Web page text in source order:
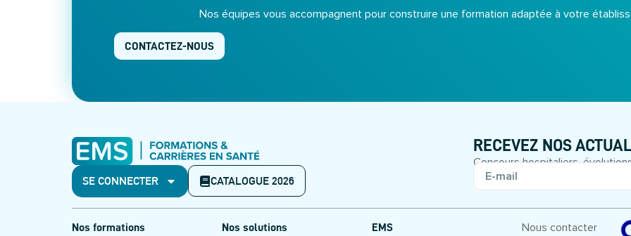
Nos équipes vous accompagnent pour construire une formation adaptée à votre
CONTACTEZ-NOUS
SE CONNECTER CATALOGUE 2026
RECEVEZ NOS
Concours hospitaliers,
Nos formations Nos solutions EMS Nous contacter